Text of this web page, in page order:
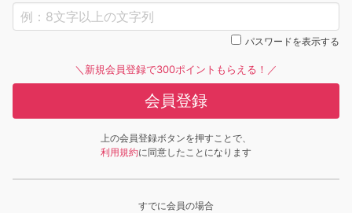
パスワードを表示する
＼新規会員登録で300ポイントもらえる！／
会員登録
上の会員登録ボタンを押すことで、
利用規約に同意したことになります
すでに会員の場合